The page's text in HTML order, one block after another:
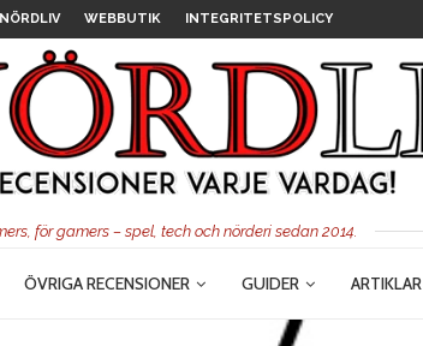
WEBBUTIK INTEGRITETSPOLICY
för gamers – spel, tech och nörderi sedan 2014.
ÖVRIGA RECENSIONER GUIDER ARTIKLAR